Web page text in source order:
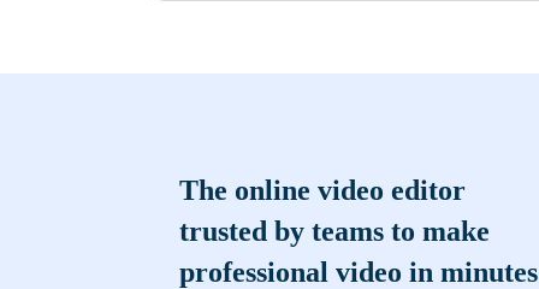
The online video editor
trusted by teams to make
professional video in minutes